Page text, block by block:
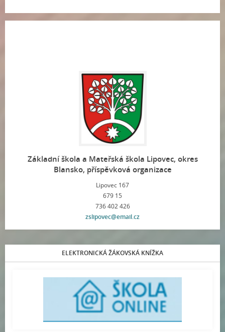
Základní škola a Mateřská škola Lipovec, okres
Blansko, příspěvková organizace
Lipovec 167
679 15
736 402 426
zslipovec@email.cz
ELEKTRONICKÁ ŽÁKOVSKÁ KNÍŽKA